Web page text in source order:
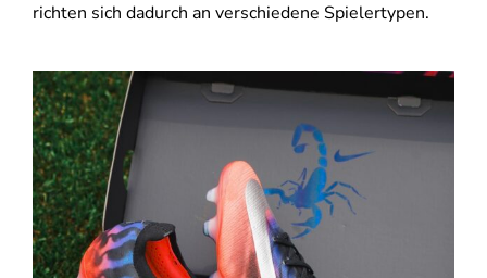
richten sich dadurch an verschiedene Spielertypen.